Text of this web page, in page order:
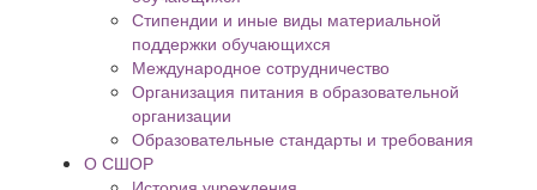
Стипендии и иные виды материальной
поддержки обучающихся
Международное сотрудничество
Организация питания в образовательной
организации
Образовательные стандарты и требования
О СШОР